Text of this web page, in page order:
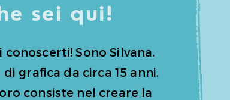
sei qui!
conoscerti! Sono Silvana.
grafica da circa 15 anni.
consiste nel creare la